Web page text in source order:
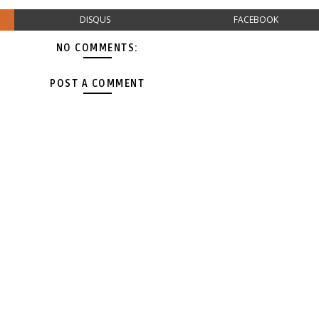
DISQUS FACEBOOK
NO COMMENTS:
POST A COMMENT